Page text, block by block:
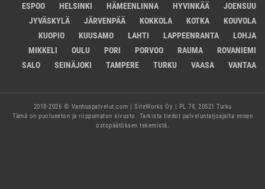
ESPOO HELSINKI HÄMEENLINNA HYVINKÄÄ
JOENSUU
JYVÄSKYLÄ
JÄRVENPÄÄ KOKKOLA KOTKA
KOUVOLA
KUOPIO
KUUSAMO LAHTI LAPPEENRANTA
LOHJA
MIKKELI
OULU PORI PORVOO RAUMA
ROVANIEMI
SALO
SEINÄJOKI TAMPERE TURKU VAASA VANTAA
2018-2026 © Vanhuspalvelut.com | SiteWorks Oy | PL 79, 20521 Turku
Tämä on puolueeton ja riippumaton sivusto. Tarkista tiedot palveluntarjoajalta ennen
ostopäätöksen tekemistä.